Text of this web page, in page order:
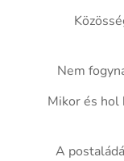
Nem
Mikor és hol
A